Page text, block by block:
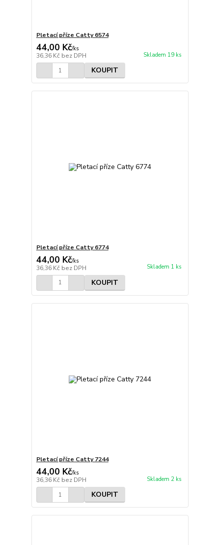
Pletací příze Catty 6574
44,00 Kč/ks
36,36 Kč bez DPH Skladem 19 ks
KOUPIT
Pletací příze Catty 6774
44,00 Kč/ks
36,36 Kč bez DPH Skladem 1 ks
KOUPIT
Pletací příze Catty 7244
44,00 Kč/ks
36,36 Kč bez DPH Skladem 2 ks
KOUPIT